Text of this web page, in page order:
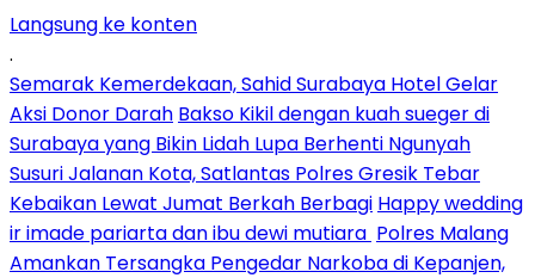
Langsung ke konten
.
Semarak Kemerdekaan, Sahid Surabaya Hotel Gelar
Aksi Donor Darah Bakso Kikil dengan kuah sueger di
Surabaya yang Bikin Lidah Lupa Berhenti Ngunyah
Susuri Jalanan Kota, Satlantas Polres Gresik Tebar
Kebaikan Lewat Jumat Berkah Berbagi Happy wedding
ir imade pariarta dan ibu dewi mutiara Polres Malang
Amankan Tersangka Pengedar Narkoba di Kepanjen,